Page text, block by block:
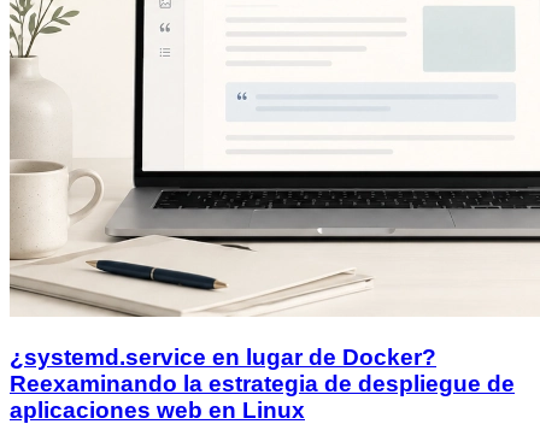
¿systemd.service en lugar de Docker?
Reexaminando la estrategia de despliegue de
aplicaciones web en Linux